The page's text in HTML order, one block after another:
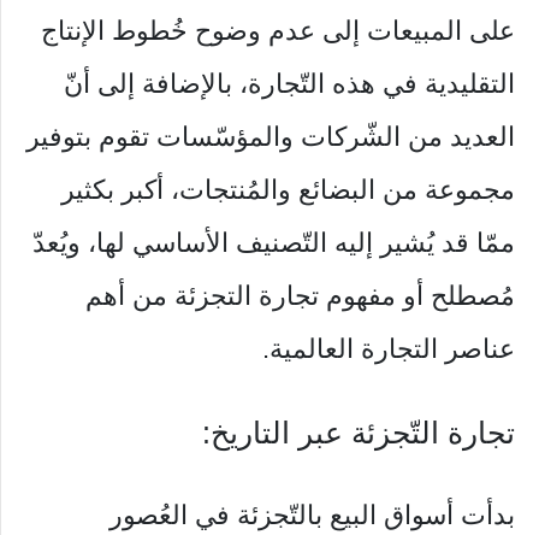
على المبيعات إلى عدم وضوح خُطوط الإنتاج
التقليدية في هذه التّجارة، بالإضافة إلى أنّ
العديد من الشّركات والمؤسّسات تقوم بتوفير
مجموعة من البضائع والمُنتجات، أكبر بكثير
ممّا قد يُشير إليه التّصنيف الأساسي لها، ويُعدّ
مُصطلح أو مفهوم تجارة التجزئة من أهم
عناصر التجارة العالمية.
تجارة التّجزئة عبر التاريخ:
بدأت أسواق البيع بالتّجزئة في العُصور